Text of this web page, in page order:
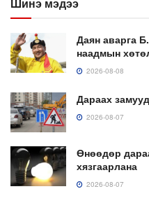
Даян аварга
наадмын
2026-08-08
Дараах
2026-08-07
Өнөөдөр
хязгаарлана
2026-08-07